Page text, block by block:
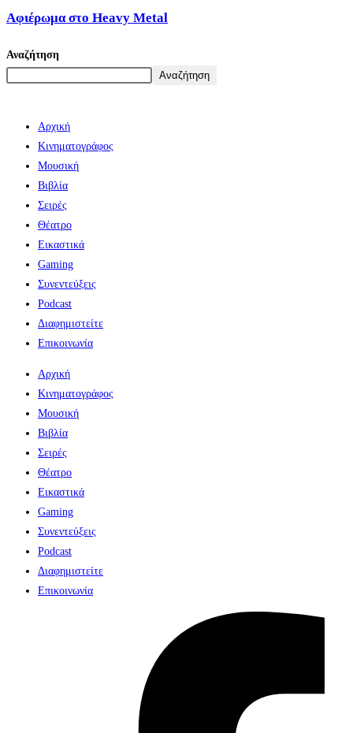
Αφιέρωμα στο Heavy Metal
Αναζήτηση
Αναζήτηση
Αρχική
Κινηματογράφος
Μουσική
Βιβλία
Σειρές
Θέατρο
Εικαστικά
Gaming
Συνεντεύξεις
Podcast
Διαφημιστείτε
Επικοινωνία
Αρχική
Κινηματογράφος
Μουσική
Βιβλία
Σειρές
Θέατρο
Εικαστικά
Gaming
Συνεντεύξεις
Podcast
Διαφημιστείτε
Επικοινωνία